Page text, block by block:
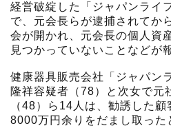
経営破綻した「ジャパンライ
で、元会長らが逮捕されてか
会が開かれ、元会長の個人資
見つかっていないことなどが
健康器具販売会社「ジャパン
隆祥容疑者（78）と次女で元
（48）ら14人は、勧誘した
8000万円余りをだまし取った